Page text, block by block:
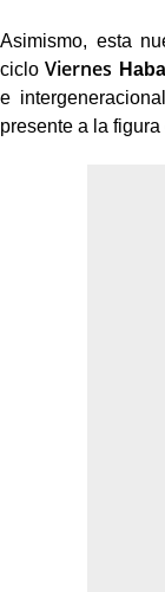
Asimismo, esta
ciclo Viernes
e
presente a la